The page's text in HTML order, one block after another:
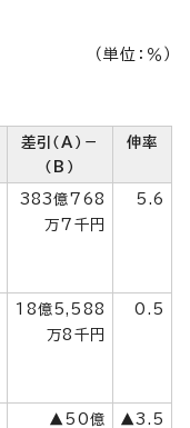
（単位：％）
差引（A）－
（B）
伸率
383億768
万7千円
5.6
18億5,588
万8千円
0.5
▲50億
▲3.5